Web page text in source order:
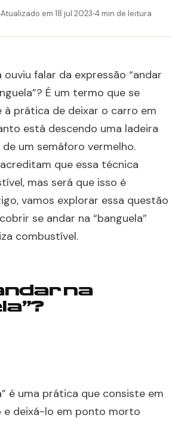
Atualizado em 18 jul 2023 4 min de leitura
ouviu falar da expressão “andar
É um termo que se
à prática de deixar o carro em
está descendo uma ladeira
um semáforo vermelho.
que essa técnica
mas será que isso é
vamos explorar essa questão
se andar na “banguela”
combustível.
na
é uma prática que consiste em
e deixá-lo em ponto morto